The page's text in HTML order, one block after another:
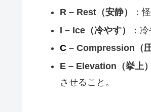
R – Rest（安静）
：
I – Ice（冷やす）
：
C– Compression（圧
E – Elevation（挙上）
させること。